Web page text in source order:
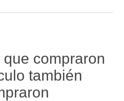
compraron
también